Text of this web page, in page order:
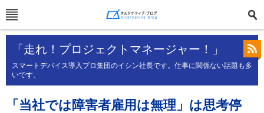
「走れ！プロジェクトマネージャー！」
スマートデバイス導入プロ集団のイシン社長です。仕事に関係ない話題も多
いです。
「当社では障害者雇用は無理」は思考停